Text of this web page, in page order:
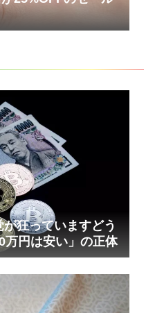
狂っていますどう
万円は安い」の正体